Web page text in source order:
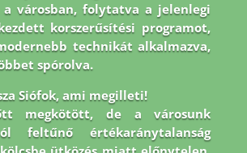
a városban, folytatva a jelenlegi
korszerűsítési programot,
technikát alkalmazva,
spórolva.
Siófok, ami megilleti!
megkötött, de a városunk
feltűnő értékaránytalanság